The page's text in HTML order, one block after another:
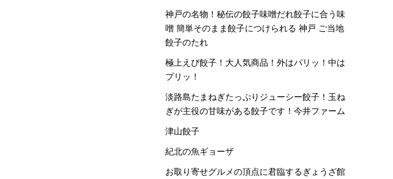
神戸の名物！秘伝の餃子味噌だれ餃子に合う味
噌 簡単そのまま餃子につけられる 神戸 ご当地
餃子のたれ
極上えび餃子！大人気商品！外はパリッ！中は
プリッ！
淡路島たまねぎたっぷりジューシー餃子！玉ね
ぎが主役の甘味がある餃子です！今井ファーム
津山餃子
紀北の魚ギョーザ
お取り寄せグルメの頂点に君臨するぎょうざ館